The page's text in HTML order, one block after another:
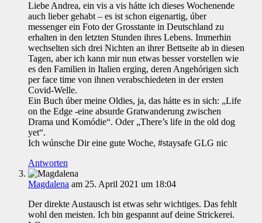
Liebe Andrea, ein vis a vis hátte ich dieses Wochenende
auch lieber gehabt – es ist schon eigenartig, úber
messenger ein Foto der Grosstante in Deutschland zu
erhalten in den letzten Stunden ihres Lebens. Immerhin
wechselten sich drei Nichten an ihrer Bettseite ab in diesen
Tagen, aber ich kann mir nun etwas besser vorstellen wie
es den Familien in Italien erging, deren Angehórigen sich
per face time von ihnen verabschiedeten in der ersten
Covid-Welle.
Ein Buch úber meine Oldies, ja, das hátte es in sich: „Life
on the Edge -eine absurde Gratwanderung zwischen
Drama und Komódie“. Oder „There’s life in the old dog
yet“.
Ich wúnsche Dir eine gute Woche, #staysafe GLG nic
Antworten
Magdalena am 25. April 2021 um 18:04
Der direkte Austausch ist etwas sehr wichtiges. Das fehlt
wohl den meisten. Ich bin gespannt auf deine Strickerei.